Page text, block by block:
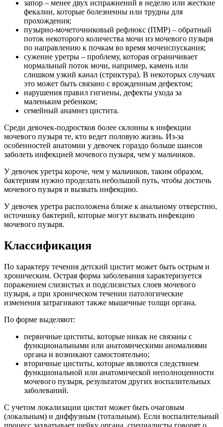
запор – менее двух испражнений в неделю или жесткие
фекалии, которые болезненны или трудны для
прохождения;
пузырно-мочеточниковый рефлюкс (ПМР) – обратный
поток некоторого количества мочи из мочевого пузыря
по направлению к почкам во время мочеиспускания;
сужение уретры – проблему, которая ограничивает
нормальный поток мочи, например, камень или
слишком узкий канал (стриктура). В некоторых случаях
это может быть связано с врожденным дефектом;
нарушения правил гигиены, дефекты ухода за
маленьким ребенком;
семейный анамнез цистита.
Среди девочек-подростков более склонны к инфекции
мочевого пузыря те, кто ведет половую жизнь. Из-за
особенностей анатомии у девочек гораздо больше шансов
заболеть инфекцией мочевого пузыря, чем у мальчиков.
У девочек уретра короче, чем у мальчиков, таким образом,
бактериям нужно проделать небольшой путь, чтобы достичь
мочевого пузыря и вызвать инфекцию.
У девочек уретра расположена ближе к анальному отверстию,
источнику бактерий, которые могут вызвать инфекцию
мочевого пузыря.
Классификация
По характеру течения детский цистит может быть острым и
хроническим. Острая форма заболевания характеризуется
поражением слизистых и подслизистых слоев мочевого
пузыря, а при хроническом течении патологические
изменения затрагивают также мышечные толщи органа.
По форме выделяют:
первичные циститы, которые никак не связаны с
функциональными или анатомическими аномалиями
органа и возникают самостоятельно;
вторичные циститы, которые являются следствием
функциональной или анатомической неполноценности
мочевого пузыря, результатом других воспалительных
заболеваний.
С учетом локализации цистит может быть очаговым
(локальным) и диффузным (тотальным). Если воспалительный